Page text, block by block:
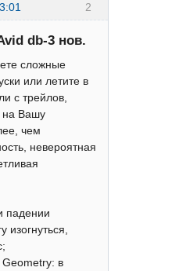
2
db-3 нов.
сложные
или летите в
с трейлов,
на Вашу
чем
невероятная
падении
изогнуться,
в